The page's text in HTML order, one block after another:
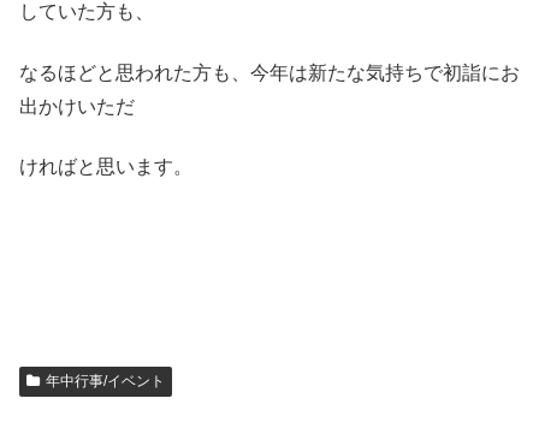
していた方も、
なるほどと思われた方も、今年は新たな気持ちで初詣にお
出かけいただ
ければと思います。
年中行事/イベント